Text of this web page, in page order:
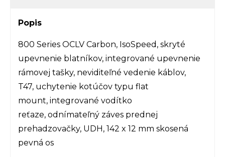
Popis
800 Series OCLV Carbon, IsoSpeed, skryté
upevnenie blatníkov, integrované upevnenie
rámovej tašky, neviditeľné vedenie káblov,
T47, uchytenie kotúčov typu flat
mount, integrované vodítko
reťaze, odnímateľný záves prednej
prehadzovačky, UDH, 142 x 12 mm skosená
pevná os